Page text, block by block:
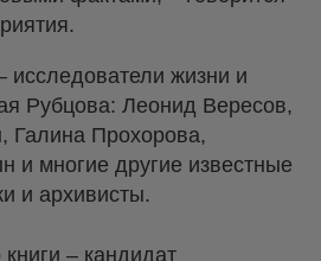
исследователи жизни и
Рубцова: Леонид Вересов,
Галина Прохорова,
и многие другие известные
и архивисты.
– кандидат